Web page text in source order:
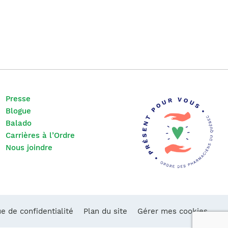
Presse
Blogue
Balado
Carrières à l’Ordre
Nous joindre
de confidentialité Plan du site Gérer mes cookies